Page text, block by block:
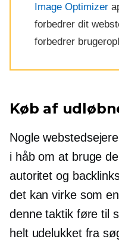
Image Optimizer
forbedrer dit
forbedrer
Køb af
Nogle
i håb om at bruge
autoritet og
det kan virke som
denne taktik føre til
helt udelukket fra